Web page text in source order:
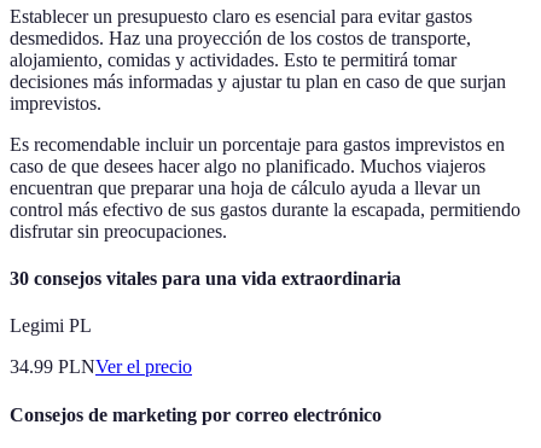
Establecer un presupuesto claro es esencial para evitar gastos
desmedidos. Haz una proyección de los costos de transporte,
alojamiento, comidas y actividades. Esto te permitirá tomar
decisiones más informadas y ajustar tu plan en caso de que surjan
imprevistos.
Es recomendable incluir un porcentaje para gastos imprevistos en
caso de que desees hacer algo no planificado. Muchos viajeros
encuentran que preparar una hoja de cálculo ayuda a llevar un
control más efectivo de sus gastos durante la escapada, permitiendo
disfrutar sin preocupaciones.
30 consejos vitales para una vida extraordinaria
Legimi PL
34.99 PLNVer el precio
Consejos de marketing por correo electrónico